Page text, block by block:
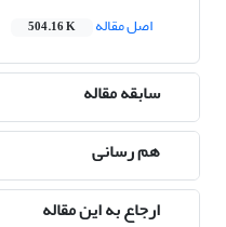
اصل مقاله
504.16 K
سابقه مقاله
هم رسانی
ارجاع به این مقاله